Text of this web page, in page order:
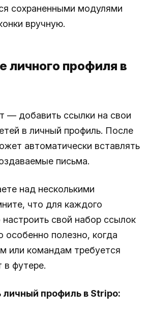
сохраненными модулями
вручную.
личного профиля в
— добавить ссылки на свои
в личный профиль. После
автоматически вставлять
письма.
над несколькими
что для каждого
свой набор ссылок
особенно полезно, когда
или командам требуется
в футере.
личный профиль в Stripo: